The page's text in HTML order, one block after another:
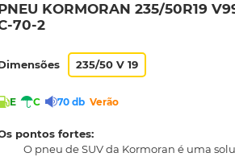
KORMORAN 235/50R19
70-2
235/50 V 19
E C 70 db Verão
pontos fortes:
O pneu de SUV da Kormoran é uma